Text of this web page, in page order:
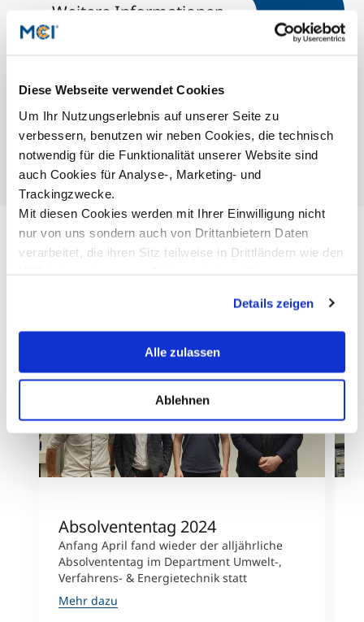
Diese Webseite verwendet Cookies
Um Ihr Nutzungserlebnis auf unserer Seite zu
verbessern, benutzen wir neben Cookies, die technisch
notwendig für die Funktionalität unserer Website sind
auch Cookies für Analyse-, Marketing- und
Trackingzwecke.
Mit diesen Cookies werden mit Ihrer Einwilligung nicht
nur von uns sondern auch von Drittanbietern Daten
verarbeitet, die ihren Sitz teilweise in Drittländern wie den
erklären Ihnen genau, was eine Datenübermittlung in die
USA bedeuten kann.
Details zeigen
Alle zulassen
Ablehnen
Weitere Informationen
Umwelt-, Verfahrens- & Energietechnik |
Master
Smart Building Technologies | Bachelor
Absolvententag 2024
Anfang April fand wieder der alljährliche
Absolvententag im Department Umwelt-,
Verfahrens- & Energietechnik statt
Mehr dazu